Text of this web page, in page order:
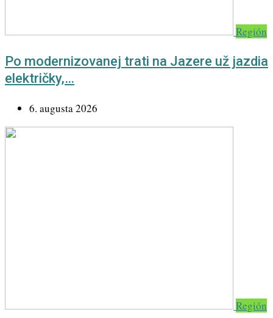
Región
Po modernizovanej trati na Jazere už jazdia
električky,…
6. augusta 2026
Región